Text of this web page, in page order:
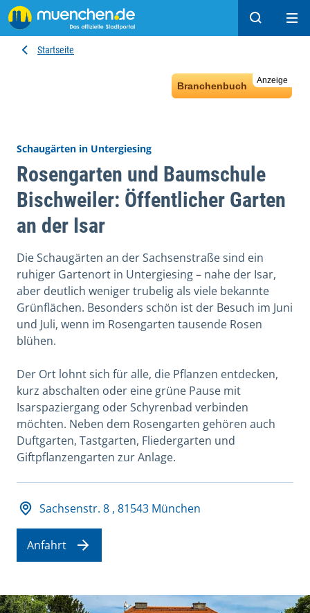
Suchen
Startseite
Anzeige
Branchenbuch
Schaugärten in Untergiesing
Rosengarten und Baumschule
Bischweiler: Öffentlicher Garten
an der Isar
Die Schaugärten an der Sachsenstraße sind ein
ruhiger Gartenort in Untergiesing – nahe der Isar,
aber deutlich weniger trubelig als viele bekannte
Grünflächen. Besonders schön ist der Besuch im Juni
und Juli, wenn im Rosengarten tausende Rosen
blühen.
Der Ort lohnt sich für alle, die Pflanzen entdecken,
kurz abschalten oder eine grüne Pause mit
Isarspaziergang oder Schyrenbad verbinden
möchten. Neben dem Rosengarten gehören auch
Duftgarten, Tastgarten, Fliedergarten und
Giftpflanzengarten zur Anlage.
Adresse und Öffnungszeiten
Sachsenstr. 8 , 81543 München
Anfahrt